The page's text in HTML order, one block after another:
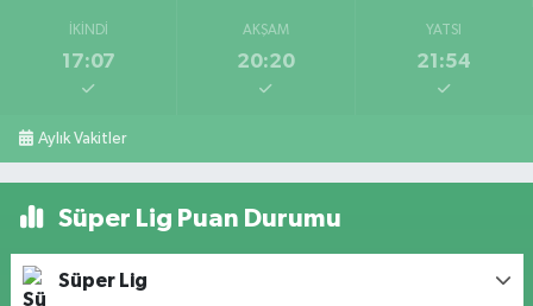
İKINDI
17:07
AKŞAM
20:20
YATSI
21:54
Aylık Vakitler
Süper Lig Puan Durumu
Süper Lig